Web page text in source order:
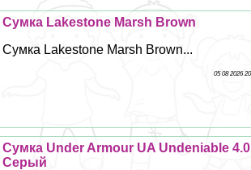
Сумка Lakestone Marsh Brown
Сумка Lakestone Marsh Brown...
05 08 2026
Сумка Under Armour UA Undeniable 4.0
Серый